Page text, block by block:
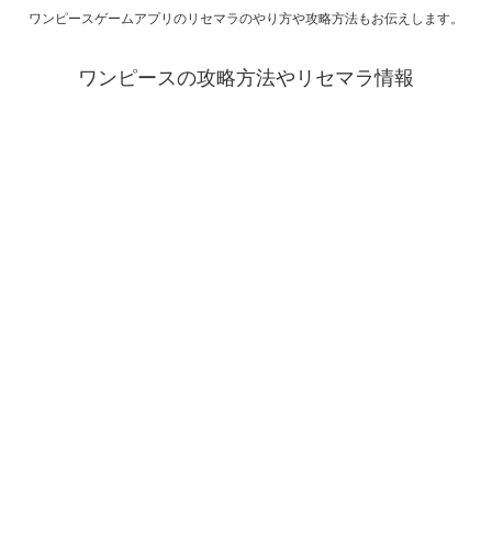
ワンピースゲームアプリのリセマラのやり方や攻略方法もお伝えします。
ワンピースの攻略方法やリセマラ情報